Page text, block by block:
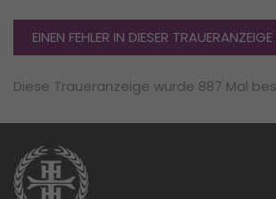
EINEN FEHLER IN DIESER TRAUERANZEIGE
Diese Traueranzeige wurde 887 Mal